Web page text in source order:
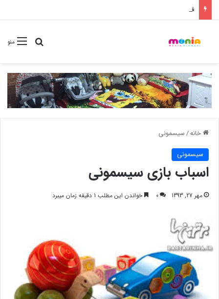
قیمت لوسیون بدن کودک چیکو 200 chicco میل
منوجستجو
خانه/سیسمونی
سیسمونی
اسباب بازی سیسمونی
مهر 27, 1393 0 خواندن این مطلب 1 دقیقه زمان میبرد